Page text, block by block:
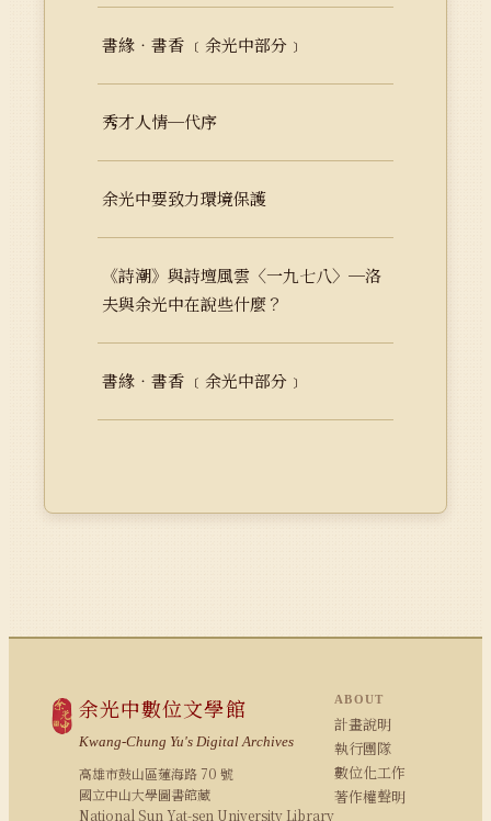
書緣‧書香 ﹝余光中部分﹞
秀才人情─代序
余光中要致力環境保護
《詩潮》與詩壇風雲〈一九七八〉─洛
夫與余光中在說些什麼？
書緣‧書香 ﹝余光中部分﹞
余光中數位文學館
Kwang-Chung Yu's Digital Archives
高雄市鼓山區蓮海路 70 號
國立中山大學圖書館藏
National Sun Yat-sen University Library
ABOUT
計畫說明
執行團隊
數位化工作
著作權聲明